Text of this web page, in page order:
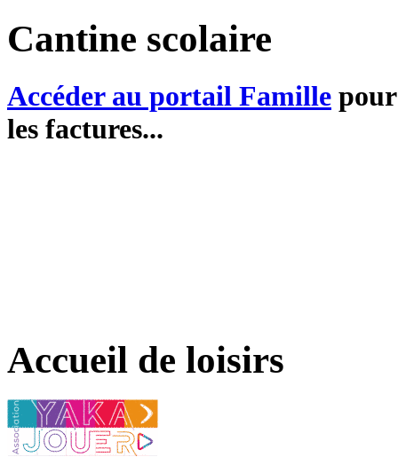
Cantine scolaire
Accéder au portail Famille
les factures...
Accueil de loisirs